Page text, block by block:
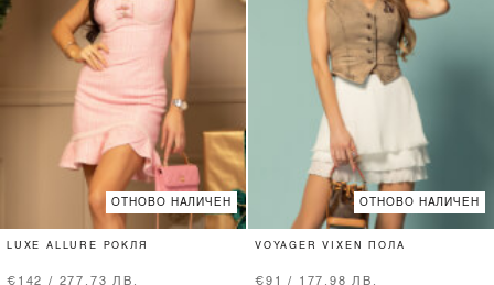
ОТНОВО НАЛИЧЕН
LUXE ALLURE РОКЛЯ
€142 / 277.73 ЛВ.
ОТНОВО НАЛИЧЕН
VOYAGER VIXEN ПОЛА
€91 / 177.98 ЛВ.